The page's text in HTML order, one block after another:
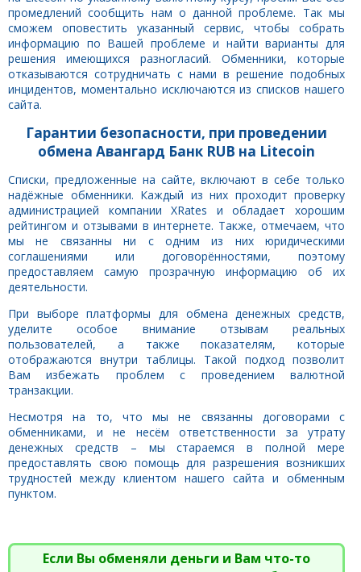
промедлений сообщить нам о данной проблеме. Так мы
сможем оповестить указанный сервис, чтобы собрать
информацию по Вашей проблеме и найти варианты для
решения имеющихся разногласий. Обменники, которые
отказываются сотрудничать с нами в решение подобных
инцидентов, моментально исключаются из списков нашего
сайта.
Гарантии безопасности, при проведении
обмена Авангард Банк RUB на Litecoin
Списки, предложенные на сайте, включают в себе только
надёжные обменники. Каждый из них проходит проверку
администрацией компании XRates и обладает хорошим
рейтингом и отзывами в интернете. Также, отмечаем, что
мы не связанны ни с одним из них юридическими
соглашениями или договорённостями, поэтому
предоставляем самую прозрачную информацию об их
деятельности.
При выборе платформы для обмена денежных средств,
уделите особое внимание отзывам реальных
пользователей, а также показателям, которые
отображаются внутри таблицы. Такой подход позволит
Вам избежать проблем с проведением валютной
транзакции.
Несмотря на то, что мы не связанны договорами с
обменниками, и не несём ответственности за утрату
денежных средств – мы стараемся в полной мере
предоставлять свою помощь для разрешения возникших
трудностей между клиентом нашего сайта и обменным
пунктом.
Если Вы обменяли деньги и Вам что-то